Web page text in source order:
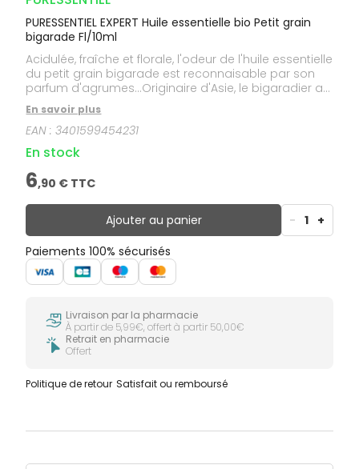
PURESSENTIEL EXPERT Huile essentielle bio Petit grain
bigarade Fl/10ml
Acidulée, fraîche et florale, l'odeur de l'huile essentielle
du petit grain bigarade est reconnaisable par son
parfum d'agrumes...Originaire d'Asie, le bigaradier a
été introduit en Espagne par les Arabes au IXème
siècle, où il a pris le nom d' "oranger de Séville",
même si ses fruits (les bigarades) sont impropres à
la consommation.Aujourd'hui, il est cultivé dans de
nombreux pays, notamment en Inde, en Chine et au
Paraguay.Cette huile essentielle est HEBBD (Huile
Essentielle Botaniquement et Biochimiquement
Définie).
En savoir plus
EAN :3401599454231
En stock
6,90 € TTC
Ajouter au panier - 1 +
Paiements 100% sécurisés
Livraison par la pharmacie
À partir de 5,99€, offert à partir 50,00€
Retrait en pharmacie
Offert
Politique de retour Satisfait ou remboursé